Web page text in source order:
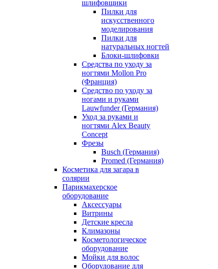
шлифовщики
Пилки для
искусственного
моделирования
Пилки для
натуральных ногтей
Блоки-шлифовки
Средства по уходу за
ногтями Mollon Pro
(Франция)
Средство по уходу за
ногами и руками
Lauwfunder (Германия)
Уход за руками и
ногтями Alex Beauty
Concept
Фрезы
Busch (Германия)
Promed (Германия)
Косметика для загара в
солярии
Парикмахерское
оборудование
Аксессуары
Витрины
Детские кресла
Климазоны
Косметологическое
оборудование
Мойки для волос
Оборудование для